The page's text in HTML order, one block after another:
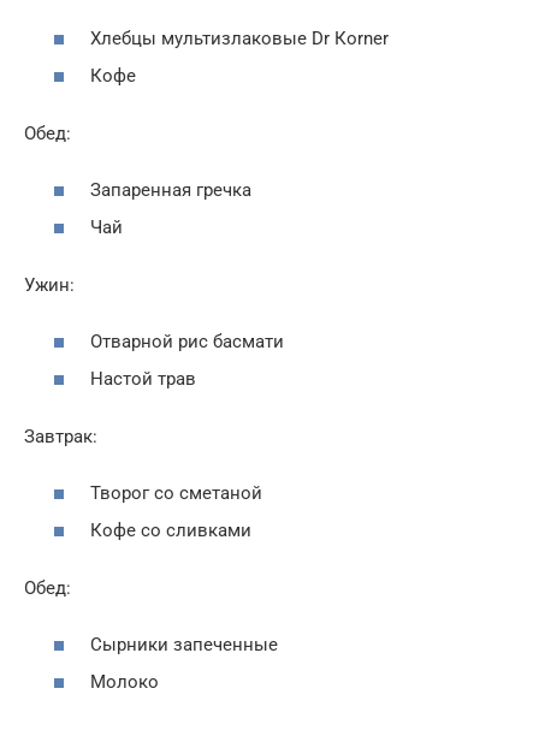
Хлебцы мультизлаковые Dr Кorner
Кофе
Обед:
Запаренная гречка
Чай
Ужин:
Отварной рис басмати
Настой трав
Завтрак:
Творог со сметаной
Кофе со сливками
Обед:
Сырники запеченные
Молоко